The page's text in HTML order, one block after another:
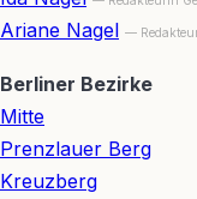
Ariane Nagel —
Berliner Bezirke
Mitte
Prenzlauer Berg
Kreuzberg